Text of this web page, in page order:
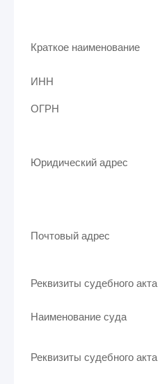
Краткое наименование
ИНН
ОГРН
Юридический адрес
Почтовый адрес
Реквизиты судебного акта
Наименование суда
Реквизиты судебного акта